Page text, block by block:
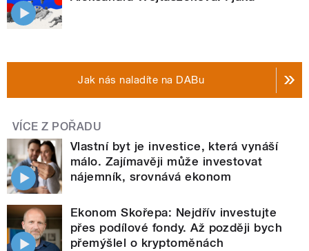
Jak nás naladíte na DABu
VÍCE Z POŘADU
Vlastní byt je investice, která vynáší
málo. Zajímavěji může investovat
nájemník, srovnává ekonom
Ekonom Skořepa: Nejdřív investujte
přes podílové fondy. Až později bych
přemýšlel o kryptoměnách